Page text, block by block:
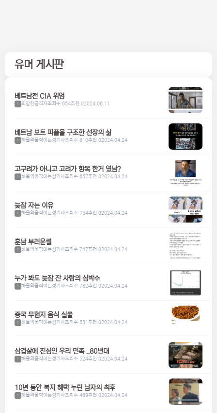
유머 게시판
베트남전 CIA 위엄
1 희망찬공직자조회수 654추천 02024.06.11
베트남 보트 피플을 구조한 선장의 삶
1 하울의움직이는성기사조회수 610추천 02024.04.24
고구려가 아니고 고려가 항복 한거 였남?
1 하울의움직이는성기사조회수 657추천 02024.04.24
늦잠 자는 이유
1 하울의움직이는성기사조회수 754추천 02024.04.24
훈남 부러운썰
1 하울의움직이는성기사조회수 747추천 02024.04.24
누가 봐도 늦잠 잔 사람의 심박수
1 하울의움직이는성기사조회수 782추천 02024.04.24
중국 무협지 음식 실물
1 하울의움직이는성기사조회수 531 추천 02024.04.24
삼겹살에 진심인 우리 민족 _80년대
1 하울의움직이는성기사조회수 524추천 02024.04.24
10년 동안 복지 혜택 누린 남자의 최후
1 하울의움직이는성기사조회수 489추천 02024.04.24